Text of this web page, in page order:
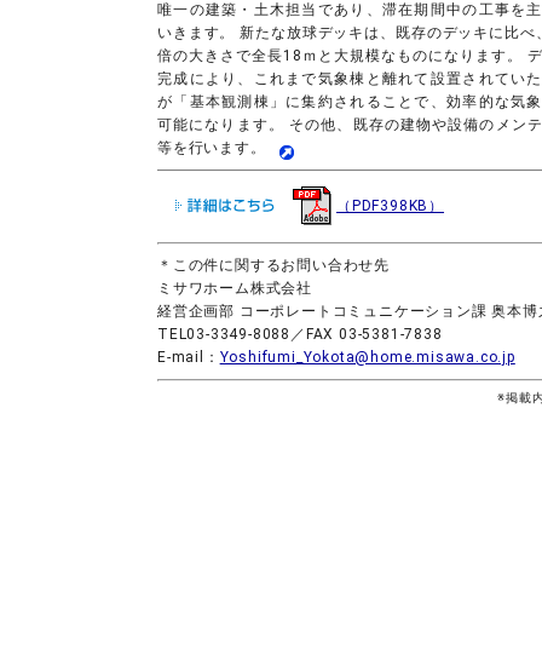
唯一の建築・土木担当であり、滞在期間中の工事を
いきます。 新たな放球デッキは、既存のデッキに比べ
倍の大きさで全長18ｍと大規模なものになります。
完成により、これまで気象棟と離れて設置されてい
が「基本観測棟」に集約されることで、効率的な気
可能になります。 その他、既存の建物や設備のメン
等を行います。
（PDF398KB）
＊この件に関するお問い合わせ先
ミサワホーム株式会社
経営企画部 コーポレートコミュニケーション課 奥本
TEL03-3349-8088／FAX 03-5381-7838
E-mail： Yoshifumi_Yokota@home.misawa.co.jp
※掲載